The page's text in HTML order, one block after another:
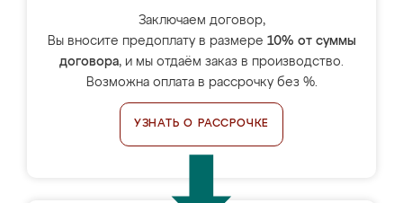
Заключаем договор,
Вы вносите предоплату в размере 10% от суммы
договора, и мы отдаём заказ в производство.
Возможна оплата в рассрочку без %.
УЗНАТЬ О РАССРОЧКЕ